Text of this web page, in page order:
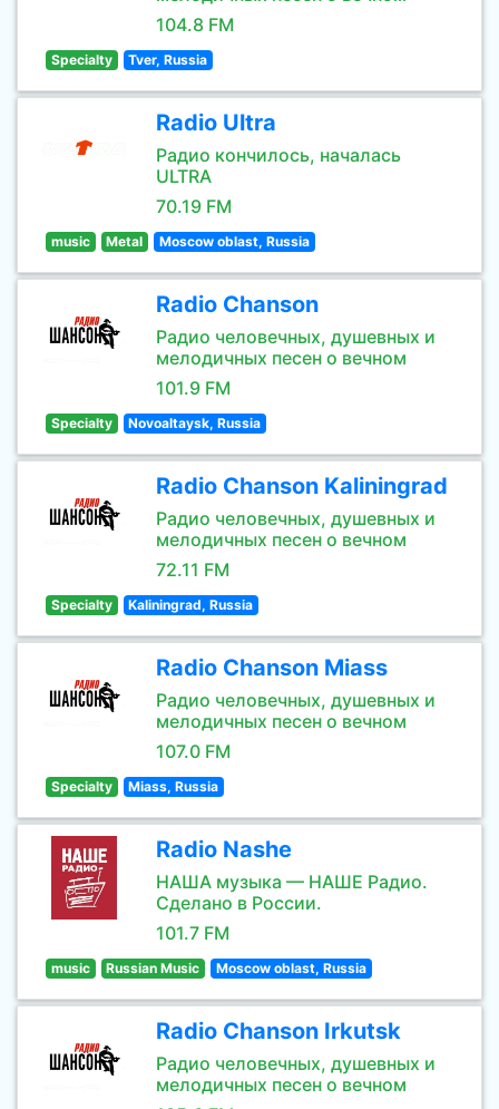
104.8 FM
Specialty Tver, Russia
Radio Ultra
Радио кончилось, началась
ULTRA
70.19 FM
music Metal Moscow oblast, Russia
Radio Chanson
Радио человечных, душевных и
мелодичных песен о вечном
101.9 FM
Specialty Novoaltaysk, Russia
Radio Chanson Kaliningrad
Радио человечных, душевных и
мелодичных песен о вечном
72.11 FM
Specialty Kaliningrad, Russia
Radio Chanson Miass
Радио человечных, душевных и
мелодичных песен о вечном
107.0 FM
Specialty Miass, Russia
Radio Nashe
НАША музыка — НАШЕ Радио.
Сделано в России.
101.7 FM
music Russian Music Moscow oblast, Russia
Radio Chanson Irkutsk
Радио человечных, душевных и
мелодичных песен о вечном